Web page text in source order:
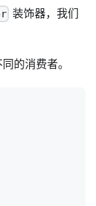
装饰器，我们
的消费者。